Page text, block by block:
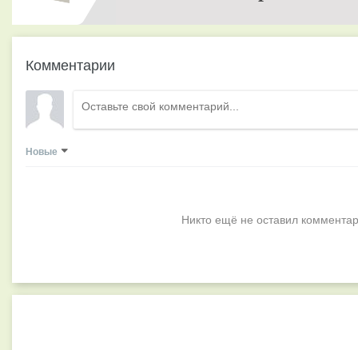
Комментарии
Новые
Никто ещё не оставил